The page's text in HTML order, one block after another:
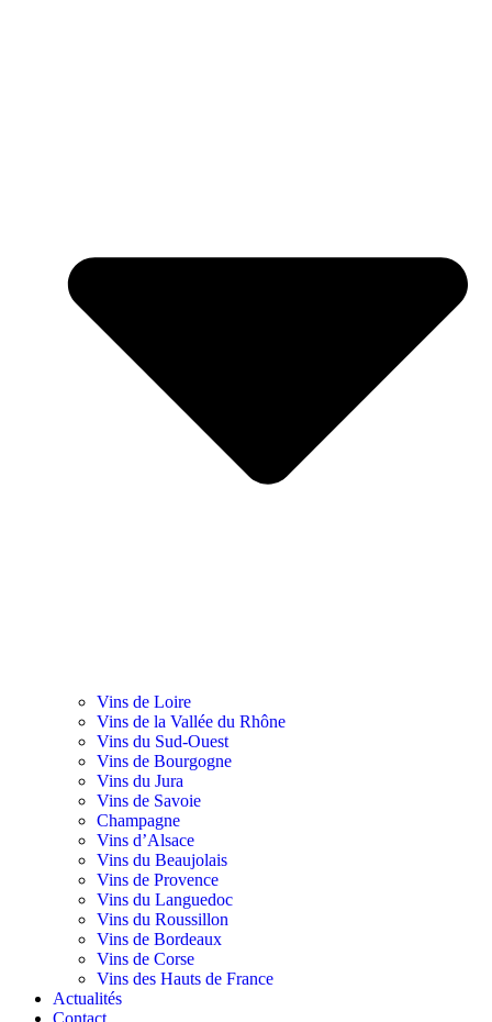
Vins de Loire
Vins de la Vallée du Rhône
Vins du Sud-Ouest
Vins de Bourgogne
Vins du Jura
Vins de Savoie
Champagne
Vins d’Alsace
Vins du Beaujolais
Vins de Provence
Vins du Languedoc
Vins du Roussillon
Vins de Bordeaux
Vins de Corse
Vins des Hauts de France
Actualités